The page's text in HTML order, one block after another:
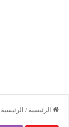
الرئيسية / الرئيسية